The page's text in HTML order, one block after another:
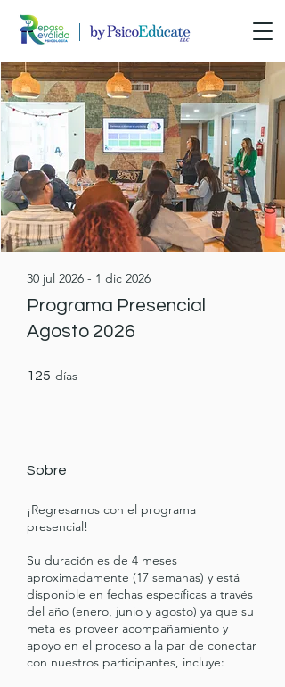
Programa Presencial
Agosto 2026
30 jul 2026 - 1 dic 2026
125 días
Sobre
¡Regresamos con el programa
presencial!
Su duración es de 4 meses
aproximadamente (17 semanas) y está
disponible en fechas específicas a través
del año (enero, junio y agosto) ya que su
meta es proveer acompañamiento y
apoyo en el proceso a la par de conectar
con nuestros participantes, incluye: